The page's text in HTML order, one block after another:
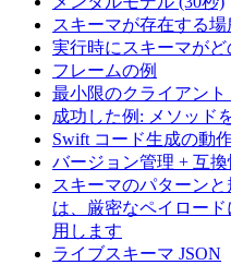
スキーマが存在する場
実行時にスキーマが
フレームの例
最小限のクライアント
成功した例: メソッド
Swift コード生成の動
バージョン管理 + 互換
スキーマのパターン
は、厳密なペイロード
用します
ライブスキーマ JSON